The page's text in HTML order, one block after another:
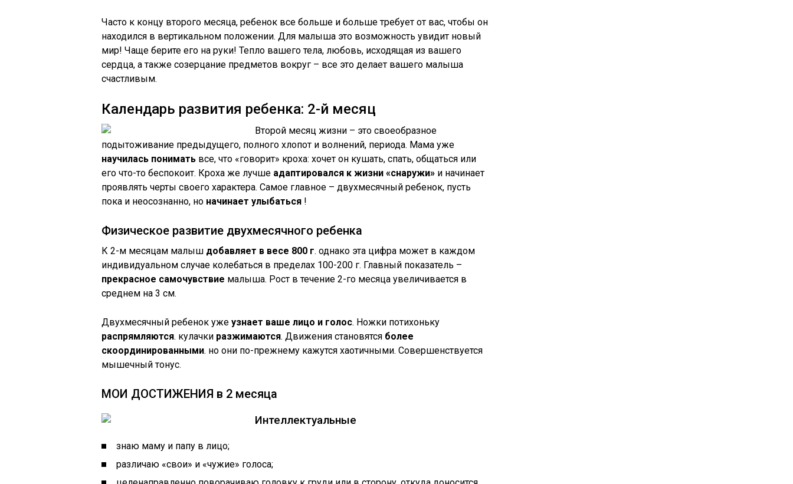
Часто к концу второго месяца, ребенок все больше и больше требует от вас, чтобы он
находился в вертикальном положении. Для малыша это возможность увидит новый
мир! Чаще берите его на руки! Тепло вашего тела, любовь, исходящая из вашего
сердца, а также созерцание предметов вокруг – все это делает вашего малыша
счастливым.
Календарь развития ребенка: 2-й месяц
Второй месяц жизни – это своеобразное
подытоживание предыдущего, полного хлопот и волнений, периода. Мама уже
научилась понимать все, что «говорит» кроха: хочет он кушать, спать, общаться или
его что-то беспокоит. Кроха же лучше адаптировался к жизни «снаружи» и начинает
проявлять черты своего характера. Самое главное – двухмесячный ребенок, пусть
пока и неосознанно, но начинает улыбаться !
Физическое развитие двухмесячного ребенка
К 2-м месяцам малыш добавляет в весе 800 г. однако эта цифра может в каждом
индивидуальном случае колебаться в пределах 100-200 г. Главный показатель –
прекрасное самочувствие малыша. Рост в течение 2-го месяца увеличивается в
среднем на 3 см.
Двухмесячный ребенок уже узнает ваше лицо и голос. Ножки потихоньку
распрямляются. кулачки разжимаются. Движения становятся более
скоординированными. но они по-прежнему кажутся хаотичными. Совершенствуется
мышечный тонус.
МОИ ДОСТИЖЕНИЯ в 2 месяца
Интеллектуальные
знаю маму и папу в лицо;
различаю «свои» и «чужие» голоса;